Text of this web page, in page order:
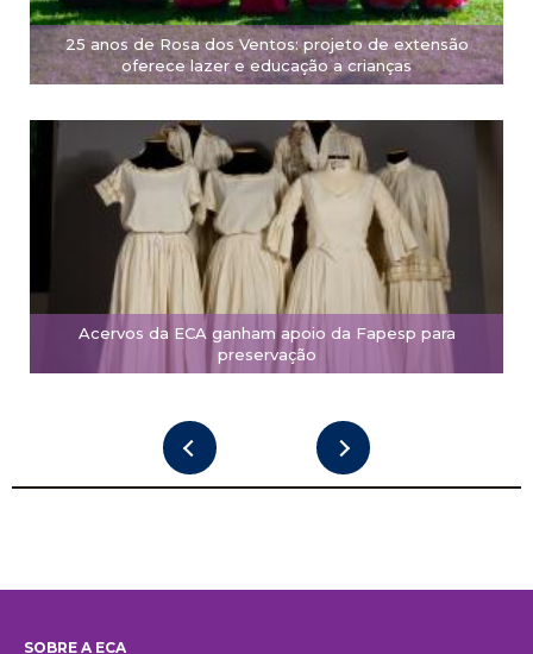
25 anos de Rosa dos Ventos: projeto de extensão
oferece lazer e educação a crianças
Acervos da ECA ganham apoio da Fapesp para
preservação
SOBRE A ECA